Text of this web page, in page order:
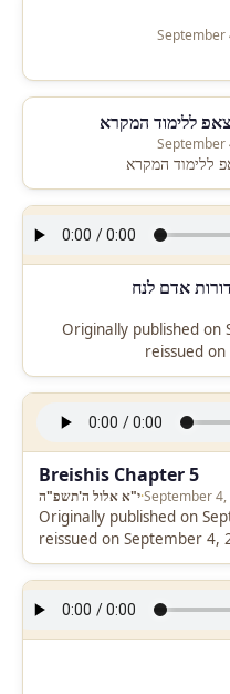
September
September
אדם לנח
Originally published on
reissued
Breishis Chapter 5
י"א אלול ה'תשפ"ה·September 4,
Originally published on
reissued on September 4,